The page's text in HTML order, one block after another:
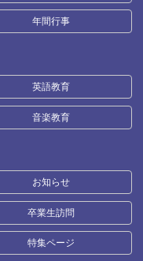
年間行事
英語教育
音楽教育
お知らせ
卒業生訪問
特集ページ